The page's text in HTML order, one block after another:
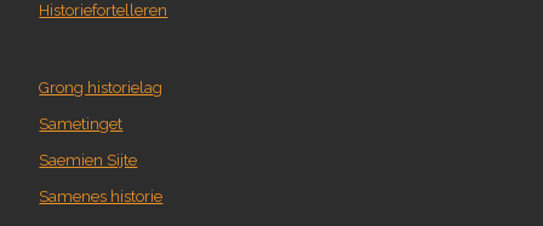
Historiefortelleren
Grong historielag
Sametinget
Saemien Sijte
Samenes historie